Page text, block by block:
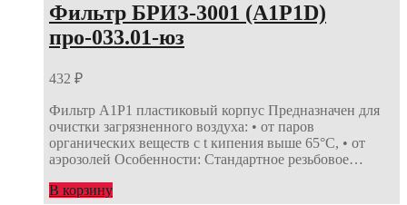
Фильтр БРИЗ-3001 (A1Р1D)
про-033.01-юз
432 ₽
Фильтр A1Р1 пластиковый корпус Предназначен для
очистки загрязненного воздуха: • от паров
органических веществ с t кипения выше 65°С, • от
аэрозолей Особенности: Стандартное резьбовое…
В корзину